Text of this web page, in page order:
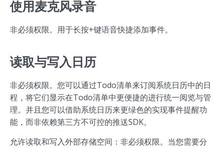
使用麦克风录音
非必须权限。用于长按+键语音快捷添加事件。
读取与写入日历
非必须权限。您可以通过Todo清单来订阅系统日历中的日
程，将它们显示在Todo清单中更便捷的进行统一阅览与管
理。并且您可以借助系统日历来更绿色的实现事件提醒功
能，而非依赖第三方不可控的推送SDK。
允许读取和写入外部存储空间：非必须权限。当您需要分